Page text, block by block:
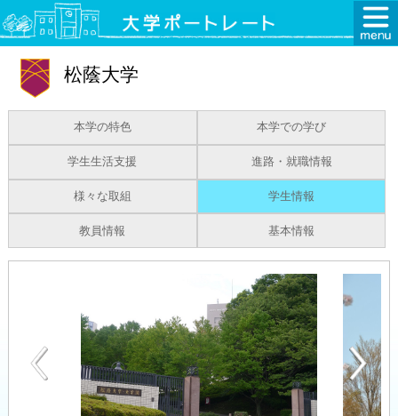
松蔭大学
本学の特色 本学での学び
学生生活支援 進路・就職情報
様々な取組 学生情報
教員情報 基本情報